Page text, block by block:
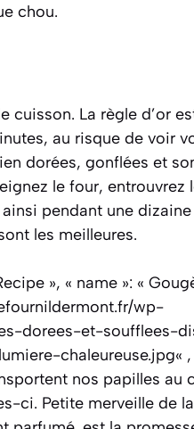
chou.
La règle d’or
au risque de voir
dorées, gonflées et
le four, entrouvrez
pendant une
les meilleures.
», « name »: «
wp-
dorees-et-soufflees-
chaleureuse.jpg« ,
nos papilles au
ci. Petite merveille de